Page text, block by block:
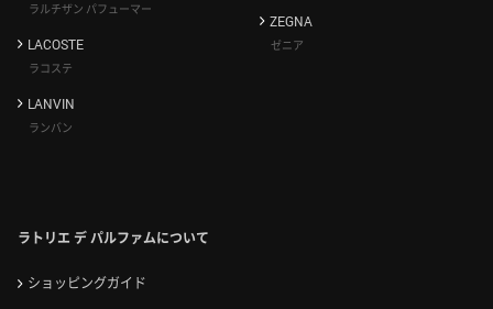
ラトリエ デ パルファムについて
ショッピングガイド
ラルチザン パフューマー
LACOSTE
ラコステ
LANVIN
ランバン
ZEGNA
ゼニア